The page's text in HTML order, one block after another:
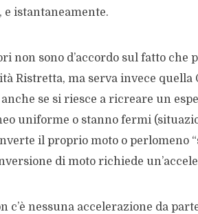
istantaneamente.
non sono d’accordo sul fatto che
Ristretta, ma serva invece
se si riesce a ricreare un
uniforme o stanno fermi
il proprio moto o perlomeno
di moto richiede
c’è nessuna accelerazione da